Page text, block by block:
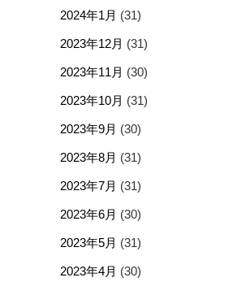
2024年1月 (31)
2023年12月 (31)
2023年11月 (30)
2023年10月 (31)
2023年9月 (30)
2023年8月 (31)
2023年7月 (31)
2023年6月 (30)
2023年5月 (31)
2023年4月 (30)